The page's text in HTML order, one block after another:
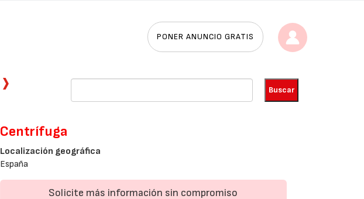
PONER ANUNCIO GRATIS
Centrífuga
Localización geográfica
España
Solicite más información sin compromiso